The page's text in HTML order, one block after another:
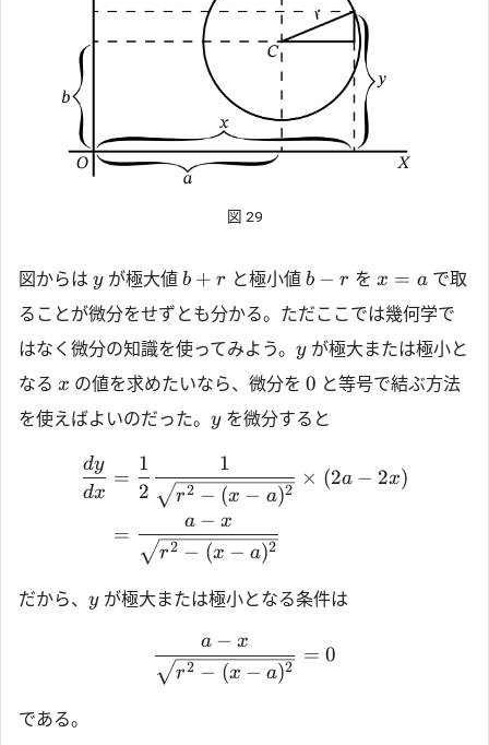
図 29
図からは yが極大値 b + r と極小値 b − r を x = aで取
ることが微分をせずとも分かる。ただここでは幾何学で
はなく微分の知識を使ってみよう。 yが極大または極小と
なる x の値を求めたいなら、微分を 0 と等号で結ぶ方法
を使えばよいのだった。 yを微分すると
dx
dy
=
2
1
r2 − (x − a)2
1
× (2a − 2x)
=
r2 − (x − a)2
a − x
だから、 yが極大または極小となる条件は
r2 − (x − a)2
a − x
= 0
である。